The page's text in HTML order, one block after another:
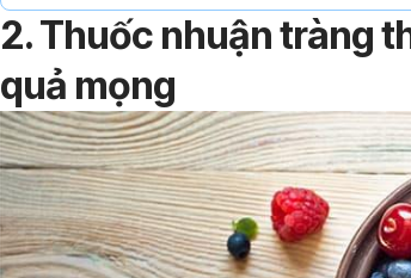
2. Thuốc nhuận tràng
quả mọng